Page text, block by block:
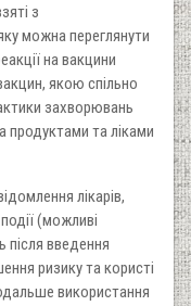
з
можна переглянути
на вакцини
якою спільно
захворювань
та ліками
лікарів,
(можливі
після введення
ризику та користі
використання